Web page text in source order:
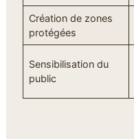
Création de zones
protégées
Sensibilisation du
public